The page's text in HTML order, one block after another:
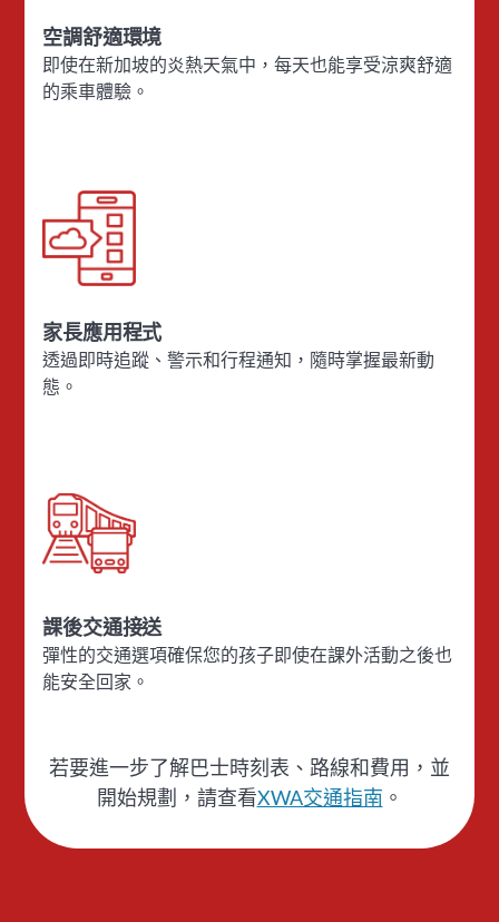
空調舒適環境
即使在新加坡的炎熱天氣中，每天也能享受涼爽舒適
的乘車體驗。
家長應用程式
透過即時追蹤、警示和行程通知，隨時掌握最新動
態。
課後交通接送
彈性的交通選項確保您的孩子即使在課外活動之後也
能安全回家。
若要進一步了解巴士時刻表、路線和費用，並
開始規劃，請查看XWA交通指南 。